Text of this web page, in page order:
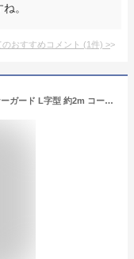
。
のおすすめコメント (1件) >
【楽天1位・舐めても安心検査済】 コーナーガード L字型 約2m コーナークッション ベビーガード 怪我防止 衝撃吸収 クッション 赤ちゃん 幼児 セーフティーグッズ ベビーグッズ キッズ用品 安全 机 ぶつかり防止 子供 けが防止